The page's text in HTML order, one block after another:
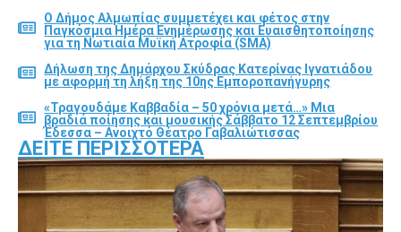
Ο Δήμος Αλμωπίας συμμετέχει και φέτος στην
Παγκόσμια Ημέρα Ενημέρωσης και Ευαισθητοποίησης
για τη Νωτιαία Μυϊκή Ατροφία (SMA)
Δήλωση της Δημάρχου Σκύδρας Κατερίνας Ιγνατιάδου
με αφορμή τη λήξη της 10ης Εμποροπανήγυρης
«Τραγουδάμε Καββαδία – 50 χρόνια μετά…» Μια
βραδιά ποίησης και μουσικής Σάββατο 12 Σεπτεμβρίου
Έδεσσα – Ανοιχτό Θέατρο Γαβαλιώτισσας
ΔΕΊΤΕ ΠΕΡΙΣΣΌΤΕΡΑ